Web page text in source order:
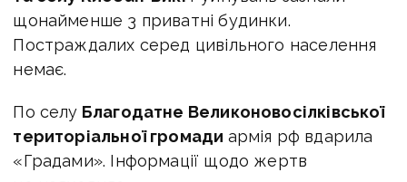
щонайменше 3 приватні будинки.
Постраждалих серед цивільного населення
немає.
По селу Благодатне Великоновосілківської
територіальної громади армія рф вдарила
«Градами». Інформації щодо жертв